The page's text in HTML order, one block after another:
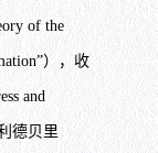
of the
），收
and
德贝里